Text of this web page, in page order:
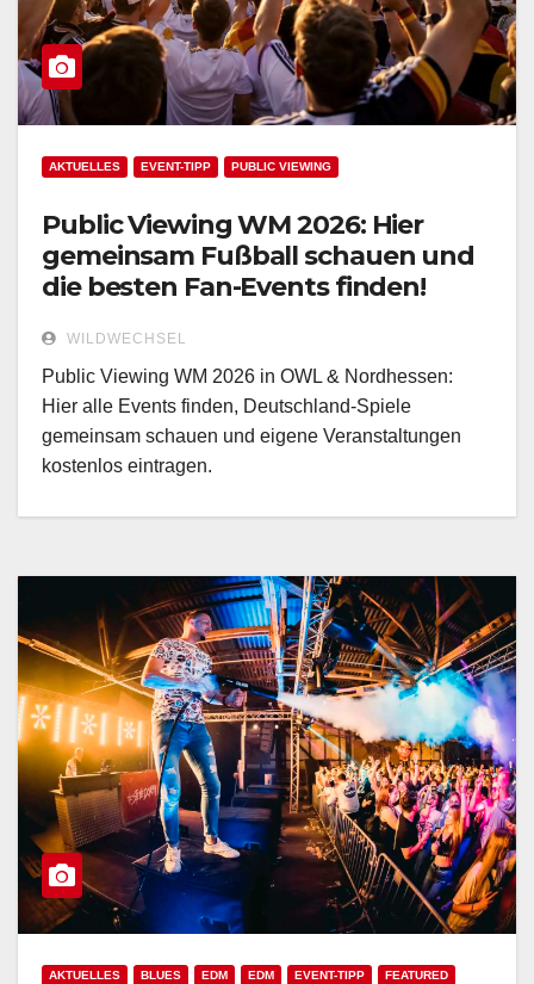
AKTUELLES EVENT-TIPP PUBLIC VIEWING
Public Viewing WM 2026: Hier
gemeinsam Fußball schauen und
die besten Fan-Events finden!
WILDWECHSEL
Public Viewing WM 2026 in OWL & Nordhessen:
Hier alle Events finden, Deutschland-Spiele
gemeinsam schauen und eigene Veranstaltungen
kostenlos eintragen.
AKTUELLES BLUES EDM EDM EVENT-TIPP FEATURED